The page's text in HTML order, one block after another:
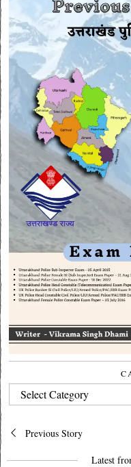
CATEGORIES
Post
navigation
Previous Story
Latest